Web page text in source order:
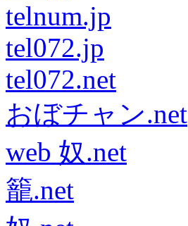
telnum.jp
tel072.jp
tel072.net
おぼチャン.net
web 奴.net
籠.net